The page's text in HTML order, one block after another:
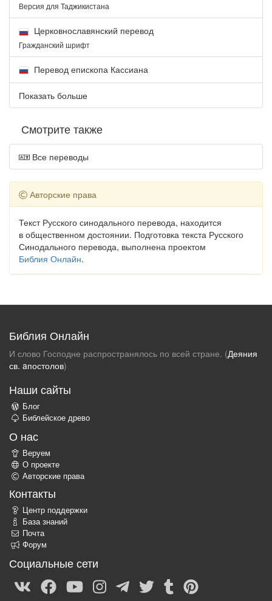
Версия для Таджикистана
Церковнославянский перевод
Гражданский шрифт
Перевод епископа Кассиана
Показать больше
Смотрите также
Все переводы
Авторские права
Текст Русского синодального перевода, находится
в общественном достоянии. Подготовка текста Русского
Синодального перевода, выполнена проектом
Библия Онлайн.
Библия Онлайн
И слово Господне распространялось по всей стране. (Деяния
св. aпостолов)
Наши сайты
Блог
Библейское древо
О нас
Веруем
О проекте
Авторские права
Контакты
Центр поддержки
База знаний
Почта
Форум
Социальные сети